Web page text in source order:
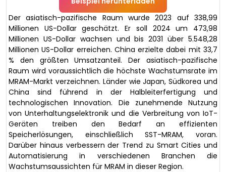
Der asiatisch-pazifische Raum wurde 2023 auf 338,99
Millionen US-Dollar geschätzt. Er soll 2024 um 473,98
Millionen US-Dollar wachsen und bis 2031 über 5.548,28
Millionen US-Dollar erreichen. China erzielte dabei mit 33,7
% den größten Umsatzanteil. Der asiatisch-pazifische
Raum wird voraussichtlich die höchste Wachstumsrate im
MRAM-Markt verzeichnen. Länder wie Japan, Südkorea und
China sind führend in der Halbleiterfertigung und
technologischen Innovation. Die zunehmende Nutzung
von Unterhaltungselektronik und die Verbreitung von IoT-
Geräten treiben den Bedarf an effizienten
Speicherlösungen, einschließlich SST-MRAM, voran.
Darüber hinaus verbessern der Trend zu Smart Cities und
Automatisierung in verschiedenen Branchen die
Wachstumsaussichten für MRAM in dieser Region.